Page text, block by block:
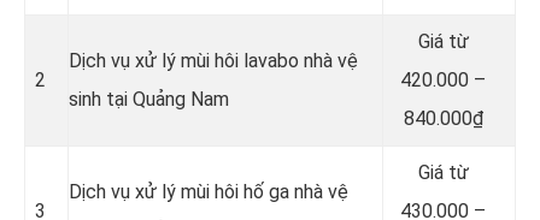
2
Dịch vụ xử lý mùi hôi lavabo nhà vệ
sinh tại Quảng Nam
Giá từ
420.000 –
840.000₫
3
Dịch vụ xử lý mùi hôi hố ga nhà vệ
Giá từ
430.000 –